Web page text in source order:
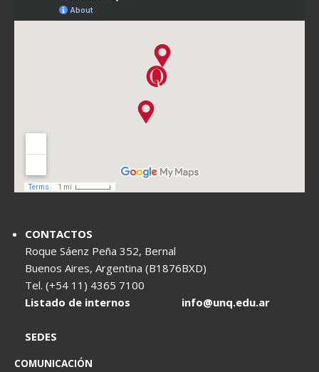
CONTACTOS
Roque Sáenz Peña 352, Bernal
Buenos Aires, Argentina (B1876BXD)
Tel. (+54 11) 4365 7100
Listado de internos
info@unq.edu.ar
SEDES
COMUNICACIÓN